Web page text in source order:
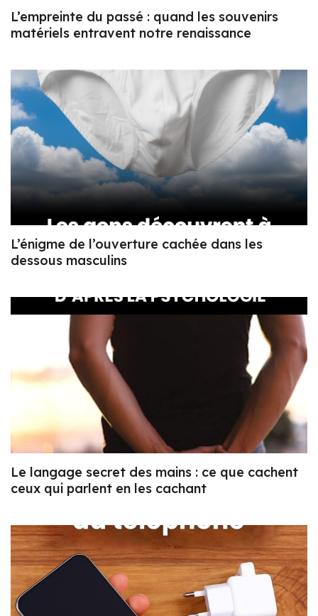
L’empreinte du passé : quand les souvenirs
matériels entravent notre renaissance
L’énigme de l’ouverture cachée dans les
dessous masculins
Le langage secret des mains : ce que cachent
ceux qui parlent en les cachant